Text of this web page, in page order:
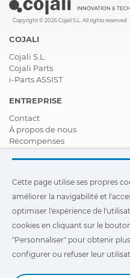
Copyright © 2026 Cojali S.L. All rights reserved
COJALI
Cojali S.L.
Cojali Parts
i-Parts ASSIST
ENTREPRISE
Contact
À propos de nous
Récompenses
Certifications
Responsabilité Sociale
Nouveautés
Vidéos
FAQ - Foire Aux Questions
Cette page utilise ses
améliorer la navigabilité et
optimiser l'expérience de
Cette page utilise ses propres
améliorer la navigabilité et
optimiser l'expérience de
cookies en cliquant sur le
"Personnaliser" pour obtenir
configurer ou refuser leur